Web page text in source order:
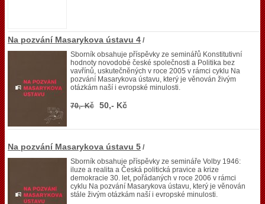
Na pozvání Masarykova ústavu 4 /
Sborník obsahuje příspěvky ze seminářů Konstitutivní
hodnoty novodobé české společnosti a Politika bez
vavřínů, uskutečněných v roce 2005 v rámci cyklu Na
pozvání Masarykova ústavu, který je věnován živým
otázkám naší i evropské minulosti.
70,- Kč 50,- Kč
Na pozvání Masarykova ústavu 5 /
Sborník obsahuje příspěvky ze semináře Volby 1946:
iluze a realita a Česká politická pravice a krize
demokracie 30. let, pořádaných v roce 2006 v rámci
cyklu Na pozvání Masarykova ústavu, který je věnován
stále živým otázkám naší i evropské minulosti.